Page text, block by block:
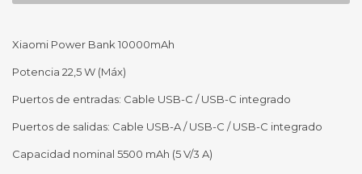
Xiaomi Power Bank 10000mAh
Potencia 22,5 W (Máx)
Puertos de entradas: Cable USB-C / USB-C integrado
Puertos de salidas: Cable USB-A / USB-C / USB-C integrado
Capacidad nominal 5500 mAh (5 V/3 A)